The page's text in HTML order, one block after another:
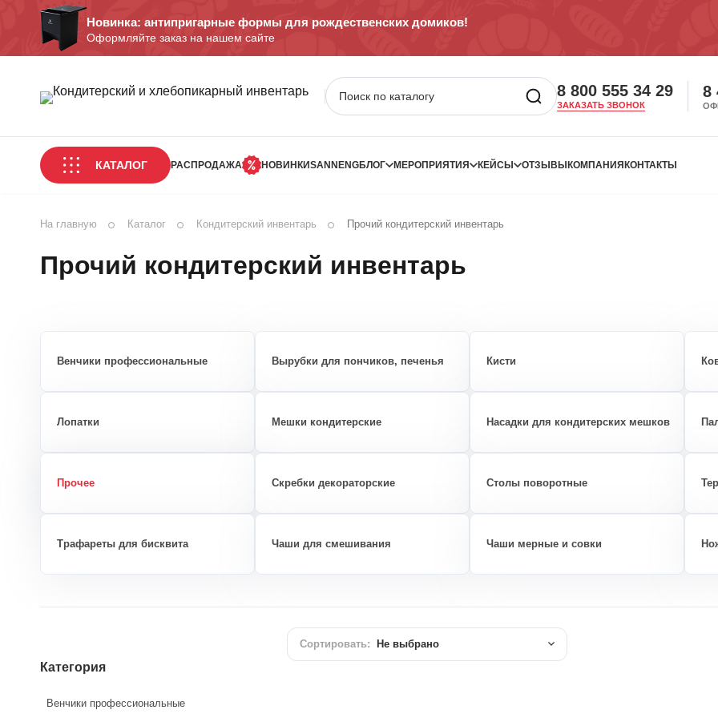
Новинка: антипригарные формы для рождественских домиков!
Оформляйте заказ на нашем сайте
8 800 555 34 29
ЗАКАЗАТЬ ЗВОНОК
8
КАТАЛОГ РАСПРОДАЖА НОВИНКИSANNENGБЛОГ МЕРОПРИЯТИЯ КЕЙСЫ ОТЗЫВЫ КОМПАНИЯ КОНТАКТЫ
На главную Каталог Кондитерский инвентарь Прочий кондитерский инвентарь
Прочий кондитерский инвентарь
Венчики профессиональные Вырубки для пончиков, печенья Кисти
Лопатки Мешки кондитерские Насадки для кондитерских мешков
Прочее Скребки декораторские Столы поворотные
Трафареты для бисквита Чаши для смешивания Чаши мерные и совки
Категория
Венчики профессиональные
Сортировать: Не выбрано